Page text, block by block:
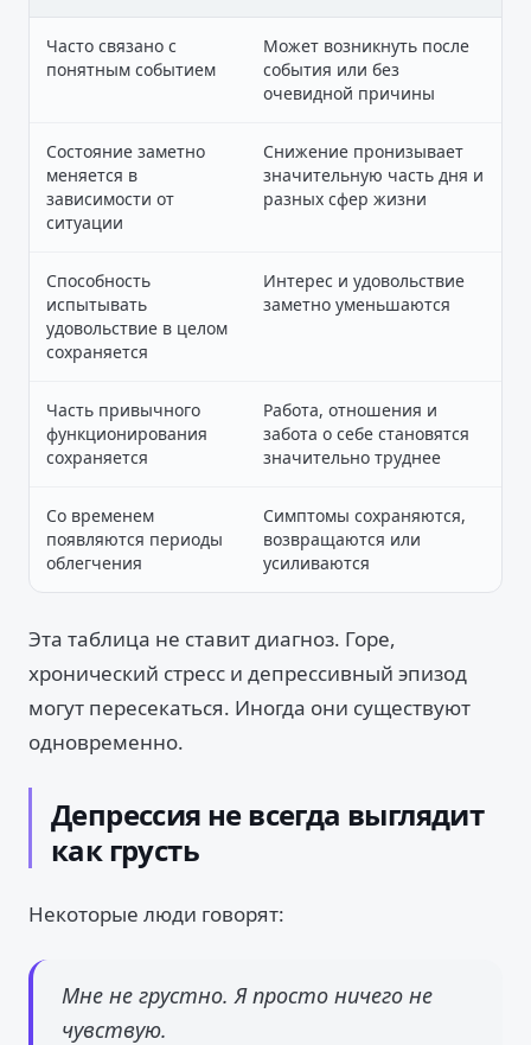
Часто связано с
понятным событием
Может возникнуть после
события или без
очевидной причины
Состояние заметно
меняется в
зависимости от
ситуации
Снижение пронизывает
значительную часть дня и
разных сфер жизни
Способность
испытывать
удовольствие в целом
сохраняется
Интерес и удовольствие
заметно уменьшаются
Часть привычного
функционирования
сохраняется
Работа, отношения и
забота о себе становятся
значительно труднее
Со временем
появляются периоды
облегчения
Симптомы сохраняются,
возвращаются или
усиливаются
Эта таблица не ставит диагноз. Горе,
хронический стресс и депрессивный эпизод
могут пересекаться. Иногда они существуют
одновременно.
Депрессия не всегда выглядит
как грусть
Некоторые люди говорят:
Мне не грустно. Я просто ничего не
чувствую.